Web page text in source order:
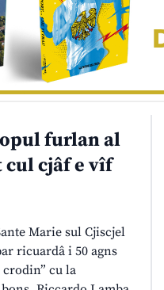
furlan al
cjâf e vîf
Marie sul Cjiscjel
ricuardâ i 50 agns
cu la